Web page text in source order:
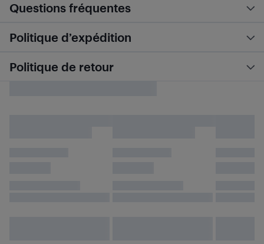
Questions fréquentes
Politique d’expédition
Politique de retour